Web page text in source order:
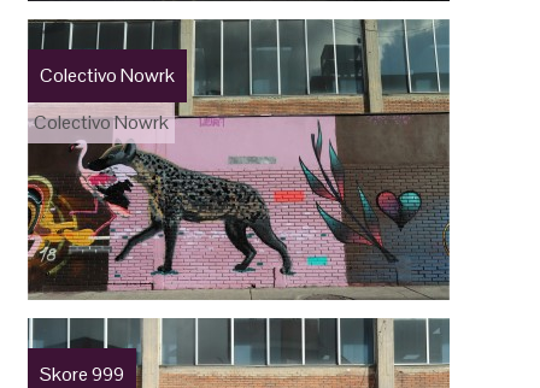
Colectivo Nowrk
Colectivo Nowrk
Skore 999